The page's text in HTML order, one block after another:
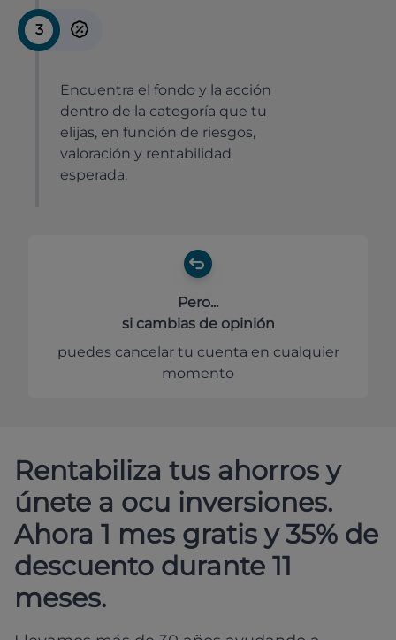
3
Encuentra el fondo y la acción
dentro de la categoría que tu
elijas, en función de riesgos,
valoración y rentabilidad
esperada.
Pero...
si cambias de opinión
puedes cancelar tu cuenta en cualquier
momento
Rentabiliza tus ahorros y
únete a ocu inversiones.
Ahora 1 mes gratis y 35% de
descuento durante 11
meses.